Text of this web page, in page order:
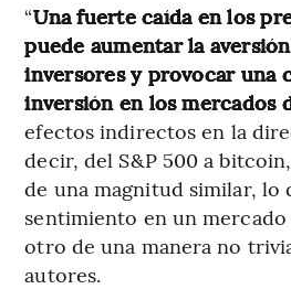
“Una fuerte caída en los
puede aumentar la
inversores y provocar una
inversión en los mercados
efectos indirectos en la
decir, del S&P 500 a
de una magnitud similar, lo
sentimiento en un
otro de una manera no
autores.